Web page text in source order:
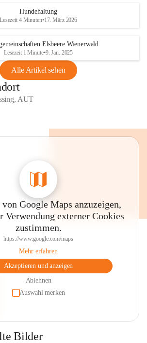
Hundehaltung
Lesezeit 4 Minuten•17. März 2026
Elsbeere Wienerwald
Lesezeit 1 Minute•9. Jan. 2025
Alle Artikel sehen
AUT
Google Maps anzuzeigen,
Verwendung externer Cookies
zustimmen.
https://www.google.com/maps
Mehr erfahren
Akzeptieren und anzeigen
Ablehnen
Auswahl merken
Bilder